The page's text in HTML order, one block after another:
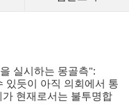
실시하는 몽골측":
있듯이 아직 의회에서 통
현재로서는 불투명합